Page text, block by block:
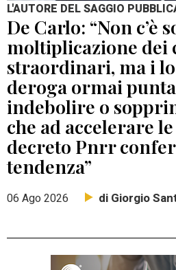
L'AUTORE DEL SAGGIO
De Carlo: “Non c’è
moltiplicazione dei
straordinari, ma i
deroga ormai
indebolire o
che ad accelerare
decreto Pnrr
tendenza”
06 Ago 2026 di Giorgio